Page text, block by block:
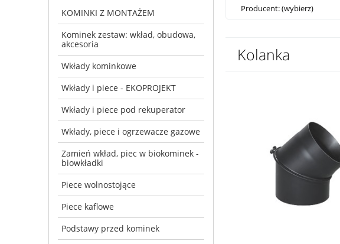
KOMINKI Z MONTAŻEM
Kominek zestaw: wkład, obudowa,
akcesoria
Wkłady kominkowe
Wkłady i piece - EKOPROJEKT
Wkłady i piece pod rekuperator
Wkłady, piece i ogrzewacze gazowe
Zamień wkład, piec w biokominek -
biowkładki
Piece wolnostojące
Piece kaflowe
Podstawy przed kominek
Producent: (wybierz)
Kolanka